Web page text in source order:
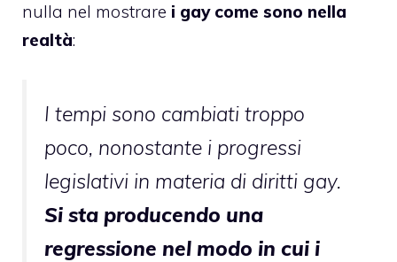
nulla nel mostrare i gay come sono nella
realtà:
I tempi sono cambiati troppo
poco, nonostante i progressi
legislativi in materia di diritti gay.
Si sta producendo una
regressione nel modo in cui i